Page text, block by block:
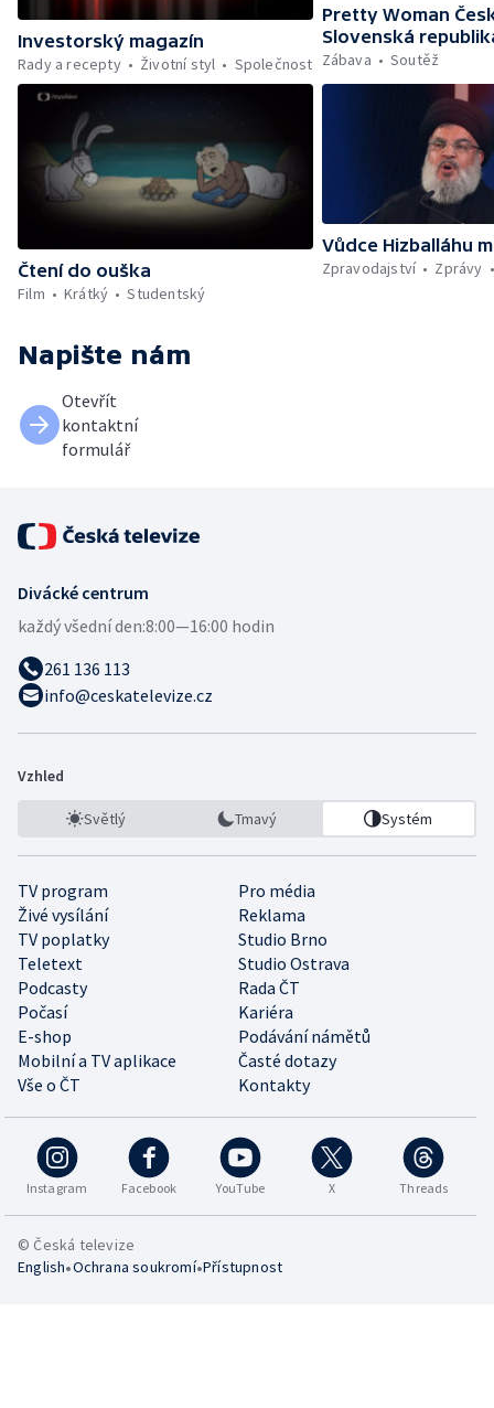
Investorský magazín
Rady a recepty
Životní styl Společnost
Pretty Woman
Slovenská
Zábava
Soutěž
Čtení do ouška
Film
Krátký Studentský
Vůdce Hizballáhu
Zpravodajství
Zprávy
Napište nám
Otevřít
kontaktní
formulář
Divácké centrum
každý všední den:8:00—16:00 hodin
261 136 113
info@ceskatelevize.cz
Vzhled
Světlý Tmavý Systém
TV program
Pro média
Živé vysílání
Reklama
TV poplatky
Studio Brno
Teletext
Studio Ostrava
Podcasty
Rada ČT
Počasí
Kariéra
E-shop
Podávání námětů
Mobilní a TV aplikace
Časté dotazy
Vše o ČT
Kontakty
Instagram Facebook YouTube X Threads
© Česká televize
English•Ochrana soukromí•Přístupnost